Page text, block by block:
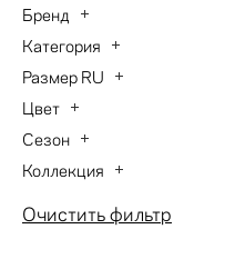
Бренд
Категория
Размер RU
Цвет
Сезон
Коллекция
Очистить фильтр